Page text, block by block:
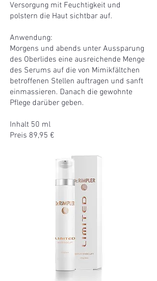
Versorgung mit Feuchtigkeit und
polstern die Haut sichtbar auf.
Anwendung:
Morgens und abends unter Aussparung
des Oberlides eine ausreichende Menge
des Serums auf die von Mimikfältchen
betroffenen Stellen auftragen und sanft
einmassieren. Danach die gewohnte
Pflege darüber geben.
Inhalt 50 ml
Preis 89,95 €